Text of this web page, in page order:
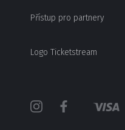
Přístup pro partnery
Logo Ticketstream